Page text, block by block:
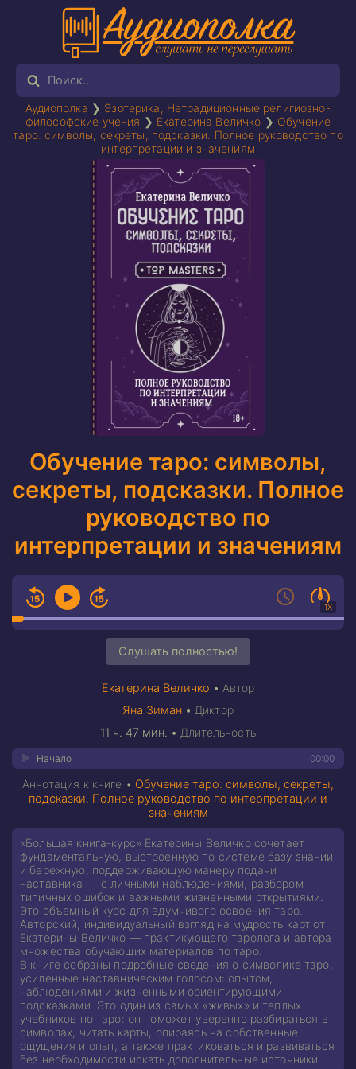
Аудиополка ❯ Эзотерика, Нетрадиционные религиозно-
философские учения ❯ Екатерина Величко ❯ Обучение
таро: символы, секреты, подсказки. Полное руководство по
интерпретации и значениям
Обучение таро: символы,
секреты, подсказки. Полное
руководство по
интерпретации и значениям
1X
Слушать полностью!
Екатерина Величко • Автор
Яна Зиман •Диктор
11 ч. 47 мин. •Длительность
00:00
Начало
Аннотация к книге • Обучение таро: символы, секреты,
подсказки. Полное руководство по интерпретации и
значениям
«Большая книга-курс» Екатерины Величко сочетает
фундаментальную, выстроенную по системе базу знаний
и бережную, поддерживающую манеру подачи
наставника — с личными наблюдениями, разбором
типичных ошибок и важными жизненными открытиями.
Это объемный курс для вдумчивого освоения таро.
Авторский, индивидуальный взгляд на мудрость карт от
Екатерины Величко — практикующего таролога и автора
множества обучающих материалов по таро.
В книге собраны подробные сведения о символике таро,
усиленные наставническим голосом: опытом,
наблюдениями и жизненными ориентирующими
подсказками. Это один из самых «живых» и теплых
учебников по таро: он поможет уверенно разбираться в
символах, читать карты, опираясь на собственные
ощущения и опыт, а также практиковаться и развиваться
без необходимости искать дополнительные источники.